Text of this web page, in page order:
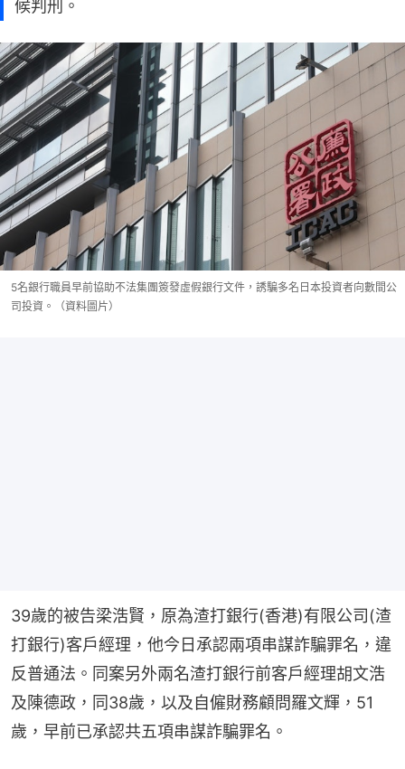
候判刑。
5名銀行職員早前協助不法集團簽發虛假銀行文件，誘騙多名日本投資者向數間公
司投資。（資料圖片）
39歲的被告梁浩賢，原為渣打銀行(香港)有限公司(渣
打銀行)客戶經理，他今日承認兩項串謀詐騙罪名，違
反普通法。同案另外兩名渣打銀行前客戶經理胡文浩
及陳德政，同38歲，以及自僱財務顧問羅文輝，51
歲，早前已承認共五項串謀詐騙罪名。